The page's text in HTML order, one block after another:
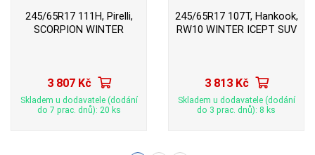
245/65R17 111H, Pirelli,
SCORPION WINTER
3 807 Kč
Skladem u dodavatele (dodání
do 7 prac. dnů): 20 ks
245/65R17 107T, Hankook,
RW10 WINTER ICEPT SUV
3 813 Kč
Skladem u dodavatele (dodání
do 3 prac. dnů): 8 ks